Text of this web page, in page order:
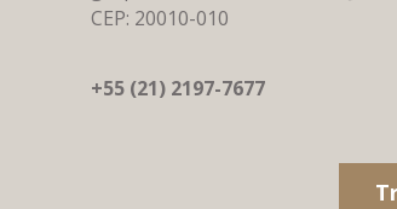
CEP: 20010-010
+55 (21) 2197-7677